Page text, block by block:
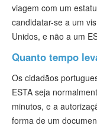
viagem com um
candidatar-se a um
Unidos, e não a um
Quanto tempo
Os cidadãos
ESTA seja
minutos, e a
forma de um